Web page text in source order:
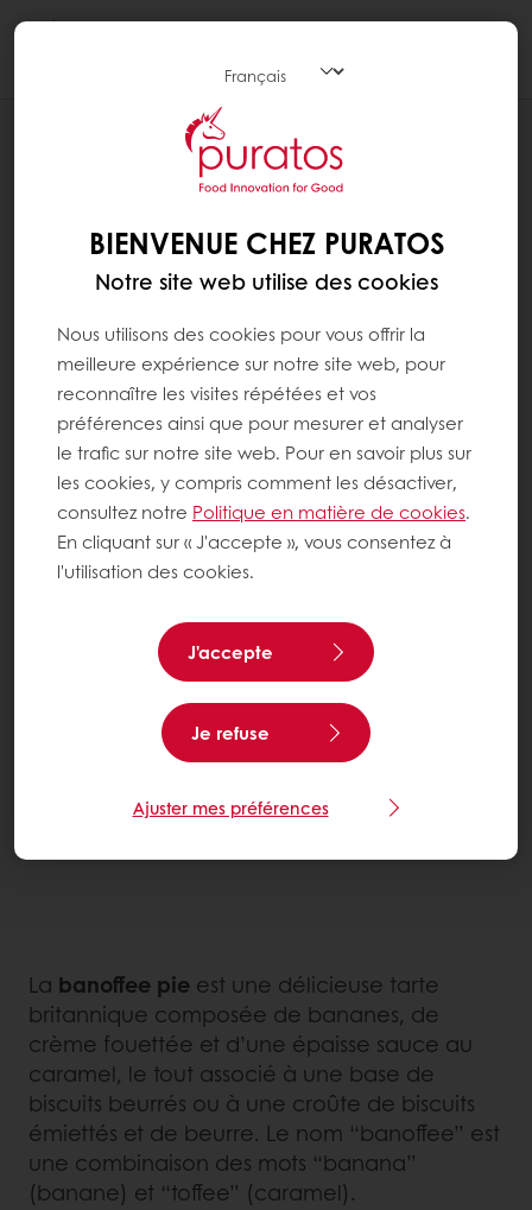
RANGES
BANOFFEE
La banoffee pie est une délicieuse tarte
britannique composée de bananes, de
crème fouettée et d’une épaisse sauce au
caramel, le tout associé à une base de
biscuits beurrés ou à une croûte de biscuits
émiettés et de beurre. Le nom “banoffee” est
une combinaison des mots “banana”
(banane) et “toffee” (caramel).
BIENVENUE CHEZ PURATOS
Notre site web utilise des cookies
Nous utilisons des cookies pour vous offrir la
meilleure expérience sur notre site web, pour
reconnaître les visites répétées et vos
préférences ainsi que pour mesurer et analyser
le trafic sur notre site web. Pour en savoir plus sur
les cookies, y compris comment les désactiver,
consultez notre Politique en matière de cookies.
En cliquant sur « J'accepte », vous consentez à
l'utilisation des cookies.
J'accepte
Je refuse
Ajuster mes préférences